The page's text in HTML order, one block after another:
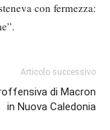
con fermezza:
Articolo successivo
di Macron
in Nuova Caledonia